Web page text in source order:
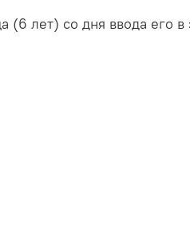
(6 лет) со дня ввода его в